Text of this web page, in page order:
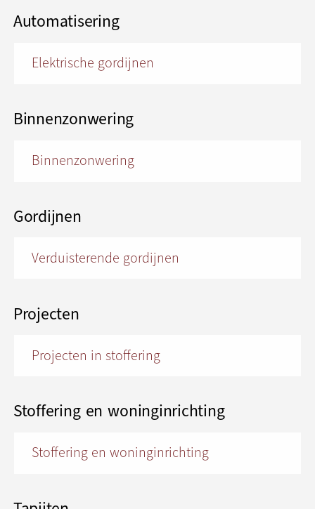
Automatisering
Elektrische gordijnen
Binnenzonwering
Binnenzonwering
Gordijnen
Verduisterende gordijnen
Projecten
Projecten in stoffering
Stoffering en woninginrichting
Stoffering en woninginrichting